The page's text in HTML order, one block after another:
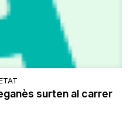
surten al carrer